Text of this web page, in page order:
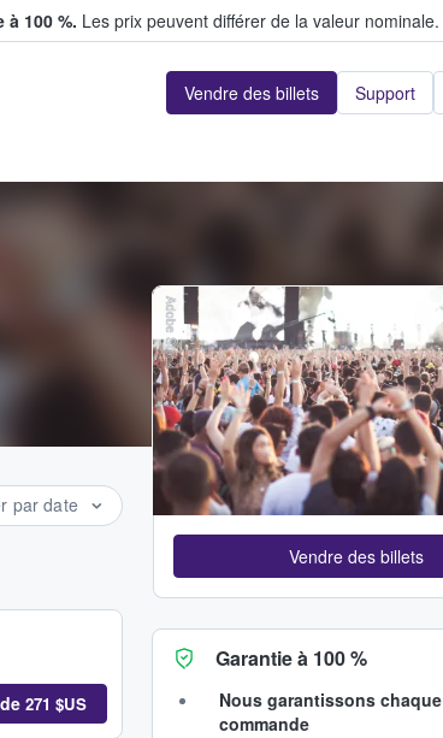
100 %. Les prix peuvent différer de la valeur nominale.
Vendre des billets Support
par date
271 $US
Adobe Stock
Vendre des billets
Garantie à 100 %
Nous garantissons chaque
commande